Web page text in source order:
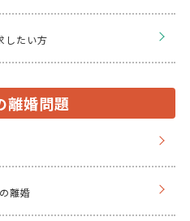
したい方
離婚問題
離婚